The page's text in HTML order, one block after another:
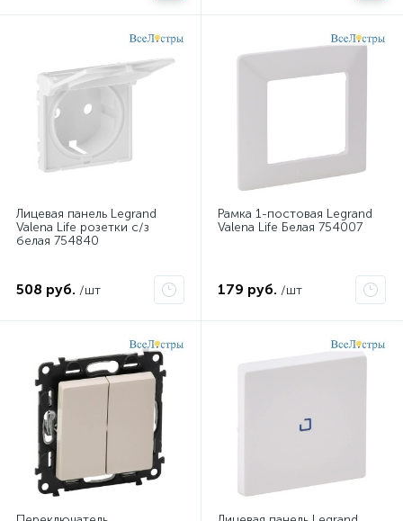
Лицевая панель Legrand
Valena Life розетки с/з
белая 754840
508 руб. /шт
Рамка 1-постовая Legrand
Valena Life Белая 754007
179 руб. /шт